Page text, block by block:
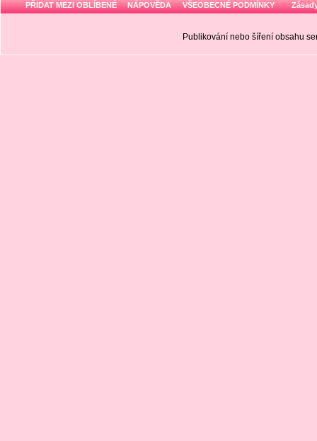
PŘIDAT MEZI OBLÍBENÉ NÁPOVĚDA VŠEOBECNÉ PODMÍNKY
Publikování nebo šíření obsahu